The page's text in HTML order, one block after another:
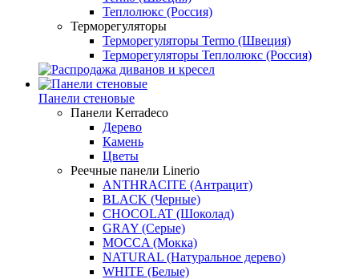
Теплолюкс (Россия)
Терморегуляторы
Терморегуляторы Termo (Швеция)
Терморегуляторы Теплолюкс (Россия)
Панели стеновые
Панели Kerradeco
Дерево
Камень
Цветы
Реечные панели Linerio
ANTHRACITE (Антрацит)
BLACK (Черные)
CHOCOLAT (Шоколад)
GRAY (Серые)
MOCCA (Мокка)
NATURAL (Натуральное дерево)
WHITE (Белые)